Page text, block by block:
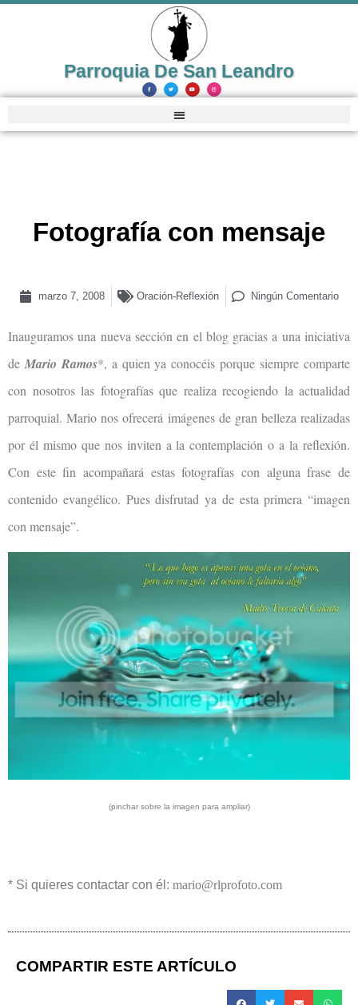
Parroquia De San Leandro
Fotografía con mensaje
marzo 7, 2008 Oración-Reflexión Ningún Comentario
Inauguramos una nueva sección en el blog gracias a una iniciativa
deMario Ramos*, a quien ya conocéis porque siempre comparte
con nosotros las fotografías que realiza recogiendo la actualidad
parroquial. Mario nos ofrecerá imágenes de gran belleza realizadas
por él mismo que nos inviten a la contemplación o a la reflexión.
Con este fin acompañará estas fotografías con alguna frase de
contenido evangélico. Pues disfrutad ya de esta primera “imagen
con mensaje”.
(pinchar sobre la imagen para ampliar)
* Si quieres contactar con él: mario@rlprofoto.com
COMPARTIR ESTE ARTÍCULO